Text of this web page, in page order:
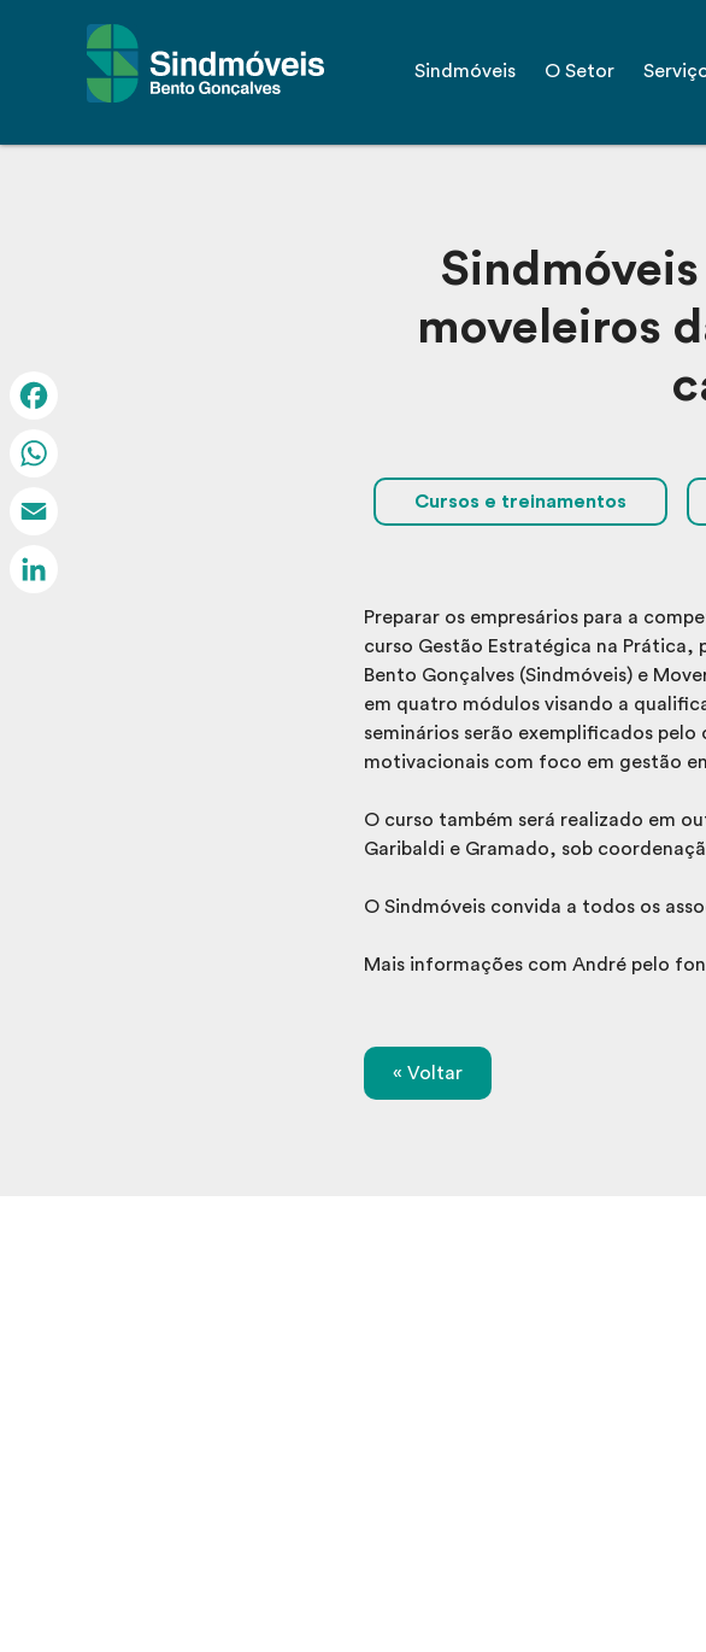
Sindmóveis O Setor
moveleiros
Cursos e treinamentos
Preparar os empresários para a
curso Gestão Estratégica na Prática,
Bento Gonçalves (Sindmóveis) e
em quatro módulos visando a
seminários serão exemplificados
motivacionais com foco em gestão
O curso também será realizado em
Garibaldi e Gramado, sob
O Sindmóveis convida a todos os
Mais informações com André pelo
« Voltar
Facebook
Email